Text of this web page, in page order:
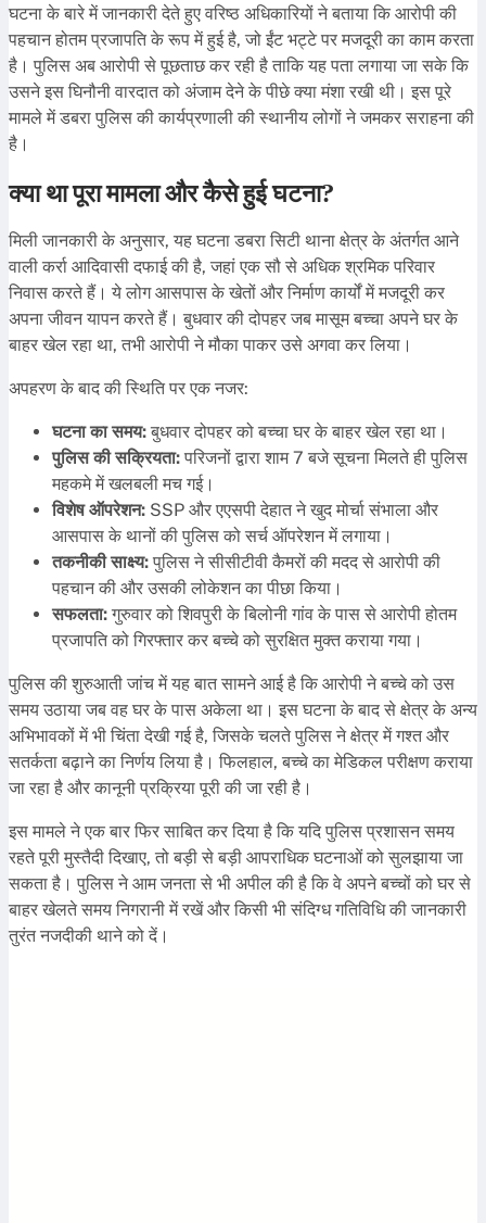
घटना के बारे में जानकारी देते हुए वरिष्ठ अधिकारियों ने बताया कि आरोपी की
पहचान होतम प्रजापति के रूप में हुई है, जो ईंट भट्टे पर मजदूरी का काम करता
है। पुलिस अब आरोपी से पूछताछ कर रही है ताकि यह पता लगाया जा सके कि
उसने इस घिनौनी वारदात को अंजाम देने के पीछे क्या मंशा रखी थी। इस पूरे
मामले में डबरा पुलिस की कार्यप्रणाली की स्थानीय लोगों ने जमकर सराहना की
है।
क्या था पूरा मामला और कैसे हुई घटना?
मिली जानकारी के अनुसार, यह घटना डबरा सिटी थाना क्षेत्र के अंतर्गत आने
वाली कर्रा आदिवासी दफाई की है, जहां एक सौ से अधिक श्रमिक परिवार
निवास करते हैं। ये लोग आसपास के खेतों और निर्माण कार्यों में मजदूरी कर
अपना जीवन यापन करते हैं। बुधवार की दोपहर जब मासूम बच्चा अपने घर के
बाहर खेल रहा था, तभी आरोपी ने मौका पाकर उसे अगवा कर लिया।
अपहरण के बाद की स्थिति पर एक नजर:
घटना का समय: बुधवार दोपहर को बच्चा घर के बाहर खेल रहा था।
पुलिस की सक्रियता: परिजनों द्वारा शाम 7 बजे सूचना मिलते ही पुलिस
महकमे में खलबली मच गई।
विशेष ऑपरेशन: SSP और एएसपी देहात ने खुद मोर्चा संभाला और
आसपास के थानों की पुलिस को सर्च ऑपरेशन में लगाया।
तकनीकी साक्ष्य: पुलिस ने सीसीटीवी कैमरों की मदद से आरोपी की
पहचान की और उसकी लोकेशन का पीछा किया।
सफलता: गुरुवार को शिवपुरी के बिलोनी गांव के पास से आरोपी होतम
प्रजापति को गिरफ्तार कर बच्चे को सुरक्षित मुक्त कराया गया।
पुलिस की शुरुआती जांच में यह बात सामने आई है कि आरोपी ने बच्चे को उस
समय उठाया जब वह घर के पास अकेला था। इस घटना के बाद से क्षेत्र के अन्य
अभिभावकों में भी चिंता देखी गई है, जिसके चलते पुलिस ने क्षेत्र में गश्त और
सतर्कता बढ़ाने का निर्णय लिया है। फिलहाल, बच्चे का मेडिकल परीक्षण कराया
जा रहा है और कानूनी प्रक्रिया पूरी की जा रही है।
इस मामले ने एक बार फिर साबित कर दिया है कि यदि पुलिस प्रशासन समय
रहते पूरी मुस्तैदी दिखाए, तो बड़ी से बड़ी आपराधिक घटनाओं को सुलझाया जा
सकता है। पुलिस ने आम जनता से भी अपील की है कि वे अपने बच्चों को घर से
बाहर खेलते समय निगरानी में रखें और किसी भी संदिग्ध गतिविधि की जानकारी
तुरंत नजदीकी थाने को दें।